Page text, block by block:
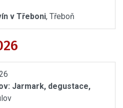
v Třeboni, Třeboň
Jarmark, degustace,